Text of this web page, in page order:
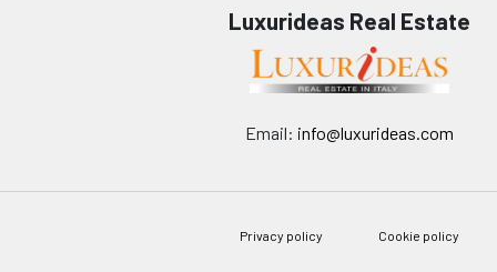
Luxurideas Real Estate
Email: info@luxurideas.com
Privacy policy Cookie policy